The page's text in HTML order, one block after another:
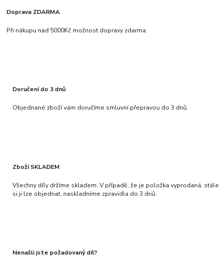
Doprava ZDARMA
Při nákupu nad 5000Kč možnost dopravy zdarma.
Doručení do 3 dnů
Objednané zboží vám doručíme smluvní přepravou do 3 dnů.
Zboží SKLADEM
Všechny díly držíme skladem. V případě, že je položka vyprodaná, stále
si ji lze objednat, naskladníme zpravidla do 3 dnů.
Nenašli jste požadovaný díl?